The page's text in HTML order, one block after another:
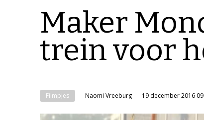
Maker
trein voor
Filmpjes Naomi Vreeburg 19 december 2016